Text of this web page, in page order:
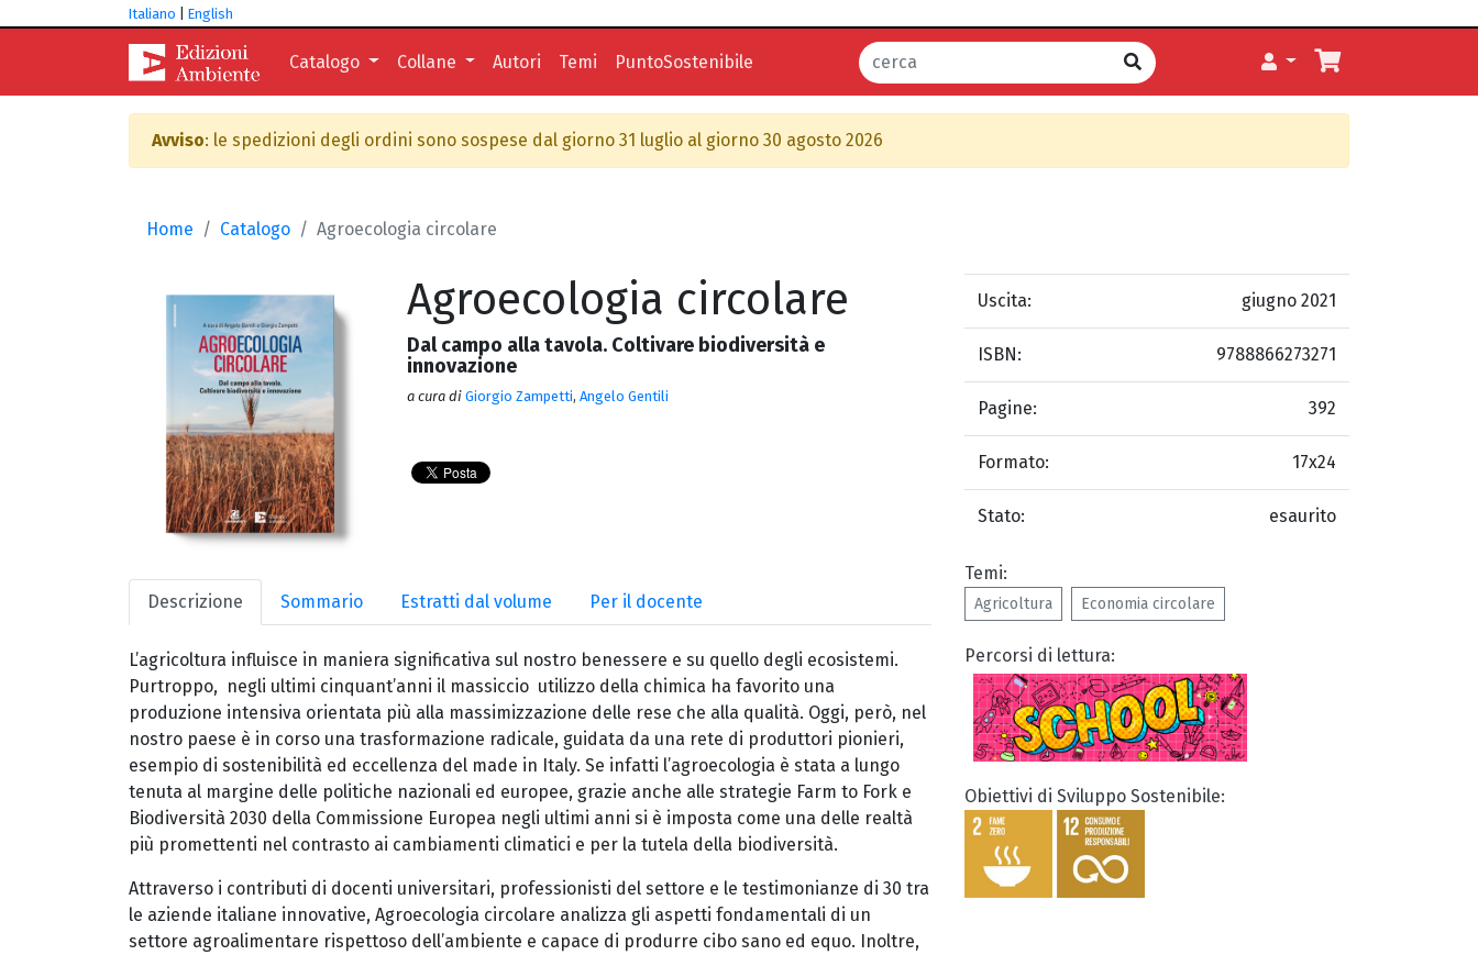
Italiano English
Catalogo Collane Autori Temi PuntoSostenibile
Avviso: le spedizioni degli ordini sono sospese dal giorno 31 luglio al giorno 30 agosto 2026
Home Catalogo Agroecologia circolare
Agroecologia circolare
Dal campo alla tavola. Coltivare biodiversità e
innovazione
a cura di Giorgio Zampetti,Angelo Gentili
Descrizione Sommario Estratti dal volume Per il docente
L’agricoltura influisce in maniera significativa sul nostro benessere e su quello degli ecosistemi.
Purtroppo, negli ultimi cinquant’anni il massiccio utilizzo della chimica ha favorito una
produzione intensiva orientata più alla massimizzazione delle rese che alla qualità. Oggi, però, nel
nostro paese è in corso una trasformazione radicale, guidata da una rete di produttori pionieri,
esempio di sostenibilità ed eccellenza del made in Italy. Se infatti l’agroecologia è stata a lungo
tenuta al margine delle politiche nazionali ed europee, grazie anche alle strategie Farm to Fork e
Biodiversità 2030 della Commissione Europea negli ultimi anni si è imposta come una delle realtà
più promettenti nel contrasto ai cambiamenti climatici e per la tutela della biodiversità.
Attraverso i contributi di docenti universitari, professionisti del settore e le testimonianze di 30 tra
le aziende italiane innovative, Agroecologia circolare analizza gli aspetti fondamentali di un
settore agroalimentare rispettoso dell’ambiente e capace di produrre cibo sano ed equo. Inoltre,
Uscita: giugno 2021
ISBN: 9788866273271
Pagine: 392
Formato: 17x24
Stato: esaurito
Temi:
Agricoltura Economia circolare
Percorsi di lettura:
Obiettivi di Sviluppo Sostenibile: